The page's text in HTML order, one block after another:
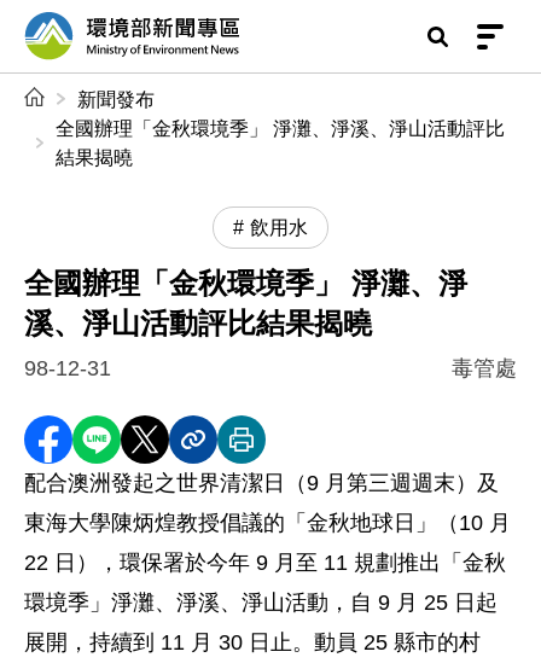
前往中央內容區塊
環境部新聞專區
新聞發布
全國辦理「金秋環境季」 淨灘、淨溪、淨山活動評比
結果揭曉
飲用水
全國辦理「金秋環境季」 淨灘、淨
溪、淨山活動評比結果揭曉
98-12-31 毒管處
分享至 Facebook
分享到 LINE
分享到 X分享內容連結
列印本頁
配合澳洲發起之世界清潔日（9 月第三週週末）及
東海大學陳炳煌教授倡議的「金秋地球日」（10 月
22 日），環保署於今年 9 月至 11 規劃推出「金秋
環境季」淨灘、淨溪、淨山活動，自 9 月 25 日起
展開，持續到 11 月 30 日止。動員 25 縣市的村